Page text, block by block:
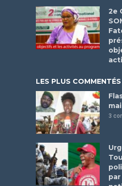
2e
LES PLUS COMMENTÉS
3